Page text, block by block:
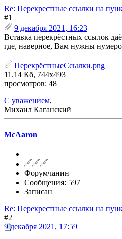
Re: Перекрестные ссылки на
#1
9 декабря 2021, 16:23
Вставка перекрёстных ссылок
где, наверное, Вам нужны
ПерекрёстныеСсылки.png
11.14 Кб, 744x493
просмотров: 48
С уважением,
Михаил Каганский
McAaron
Форумчанин
Сообщения: 597
Записан
Re: Перекрестные ссылки на
#2
9 декабря 2021, 17:59